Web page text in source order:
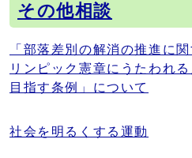
その他相談
「部落差別の解消の推進に
リンピック憲章にうたわれ
目指す条例」について
社会を明るくする運動